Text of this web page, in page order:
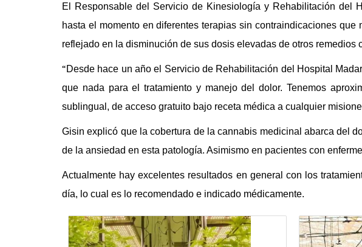
El Responsable del Servicio de Kinesiología y Rehabilitación del
hasta el momento en diferentes terapias sin contraindicaciones
reflejado en la disminución de sus dosis elevadas de otros remedios
“Desde hace un año el Servicio de Rehabilitación del Hospital
que nada para el tratamiento y manejo del dolor. Tenemos
sublingual, de acceso gratuito bajo receta médica a cualquier
Gisin explicó que la cobertura de la cannabis medicinal abarca del
de la ansiedad en esta patología. Asimismo en pacientes con
Actualmente hay excelentes resultados en general con los
día, lo cual es lo recomendado e indicado médicamente.